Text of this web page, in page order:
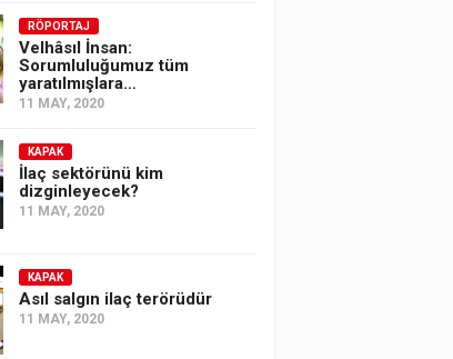
RÖPORTAJ
Velhâsıl İnsan:
Sorumluluğumuz tüm
yaratılmışlara…
11 MAY, 2020
KAPAK
İlaç sektörünü kim
dizginleyecek?
11 MAY, 2020
KAPAK
Asıl salgın ilaç terörüdür
11 MAY, 2020